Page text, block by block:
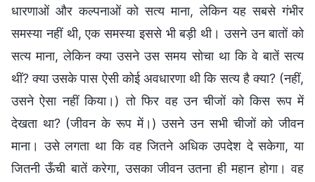
धारणाओं और कल्पनाओं को सत्य माना, लेकिन यह सबसे गंभीर
समस्या नहीं थी, एक समस्या इससे भी बड़ी थी। उसने उन बातों को
सत्य माना, लेकिन क्या उसने उस समय सोचा था कि वे बातें सत्य
थीं? क्या उसके पास ऐसी कोई अवधारणा थी कि सत्य है क्या? (नहीं,
उसने ऐसा नहीं किया।) तो फिर वह उन चीजों को किस रूप में
देखता था? (जीवन के रूप में।) उसने उन सभी चीजों को जीवन
माना। उसे लगता था कि वह जितने अधिक उपदेश दे सकेगा, या
जितनी ऊँची बातें करेगा, उसका जीवन उतना ही महान होगा। वह